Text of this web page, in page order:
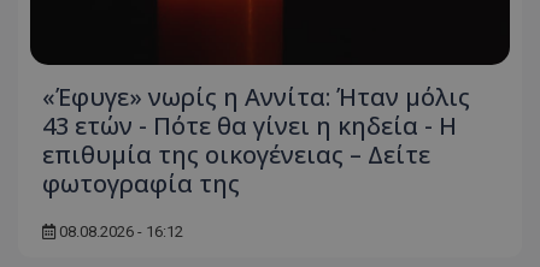
«Έφυγε» νωρίς η Αννίτα: Ήταν μόλις
43 ετών - Πότε θα γίνει η κηδεία - Η
επιθυμία της οικογένειας – Δείτε
φωτογραφία της
08.08.2026 - 16:12